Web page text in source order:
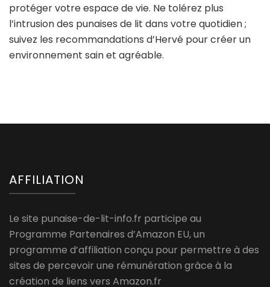
protéger votre espace de vie. Ne tolérez plus
l’intrusion des punaises de lit dans votre quotidien ;
suivez les recommandations d’Hervé pour créer un
environnement sain et agréable.
AFFILIATION
Le site punaise-de-lit-info.fr participe au
Programme Partenaires d’Amazon EU, un
programme d’affiliation conçu pour permettre à des
sites de percevoir une rémunération grâce à la
création de liens vers Amazon.fr